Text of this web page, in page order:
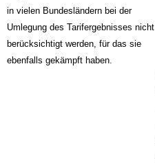
in vielen Bundesländern bei der
Umlegung des Tarifergebnisses nicht
berücksichtigt werden, für das sie
ebenfalls gekämpft haben.